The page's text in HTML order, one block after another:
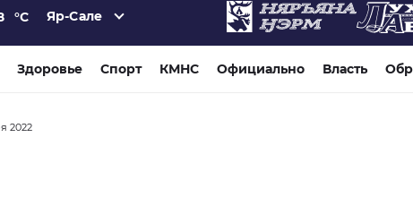
°C Яр-Сале
Здоровье Спорт КМНС Официально Власть
2022